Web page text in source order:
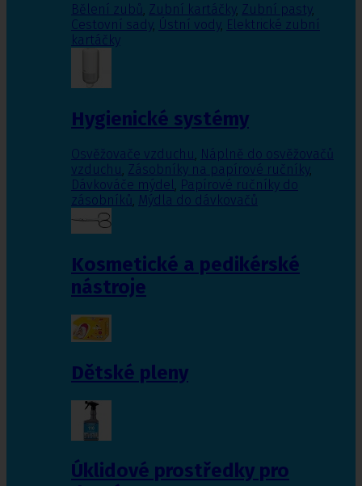
Bělení zubů, Zubní kartáčky, Zubní pasty,
Cestovní sady, Ústní vody, Elektrické zubní
kartáčky
Hygienické systémy
Osvěžovače vzduchu, Náplně do osvěžovačů
vzduchu, Zásobníky na papírové ručníky,
Dávkováče mýdel, Papírové ručníky do
zásobníků, Mýdla do dávkovačů
Kosmetické a pedikérské
nástroje
Dětské pleny
Úklidové prostředky pro